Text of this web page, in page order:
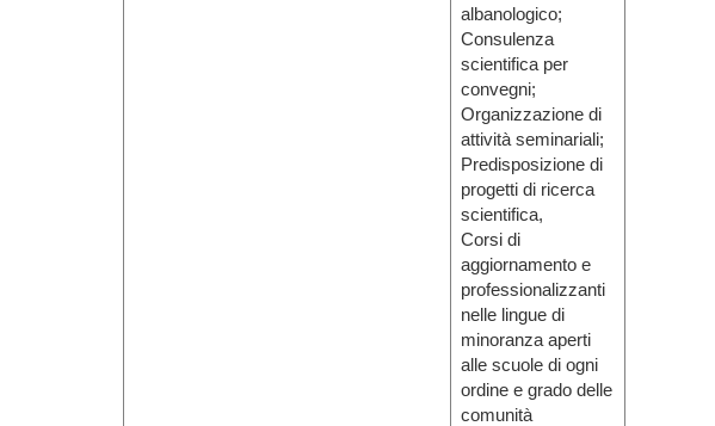
albanologico;
Consulenza
scientifica per
convegni;
Organizzazione di
attività seminariali;
Predisposizione di
progetti di ricerca
scientifica,
Corsi di
aggiornamento e
professionalizzanti
nelle lingue di
minoranza aperti
alle scuole di ogni
ordine e grado delle
comunità